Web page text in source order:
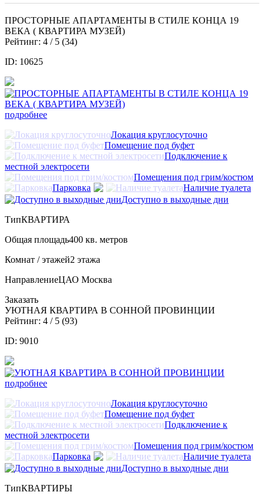
ПРОСТОРНЫЕ АПАРТАМЕНТЫ В СТИЛЕ КОНЦА 19
ВЕКА ( КВАРТИРА МУЗЕЙ)
Рейтинг: 4 / 5 (34)
ID: 10625
подробнее
Локация круглосуточно
Помещение под буфет
Подключение к
местной электросети
Помещения под грим/костюм
Парковка
Наличие туалета
Доступно в выходные дни
ТипКВАРТИРА
Общая площадь400 кв. метров
Комнат / этажей2 этажа
НаправлениеЦАО Москва
Заказать
УЮТНАЯ КВАРТИРА В СОННОЙ ПРОВИНЦИИ
Рейтинг: 4 / 5 (93)
ID: 9010
подробнее
Локация круглосуточно
Помещение под буфет
Подключение к
местной электросети
Помещения под грим/костюм
Парковка
Наличие туалета
Доступно в выходные дни
ТипКВАРТИРЫ